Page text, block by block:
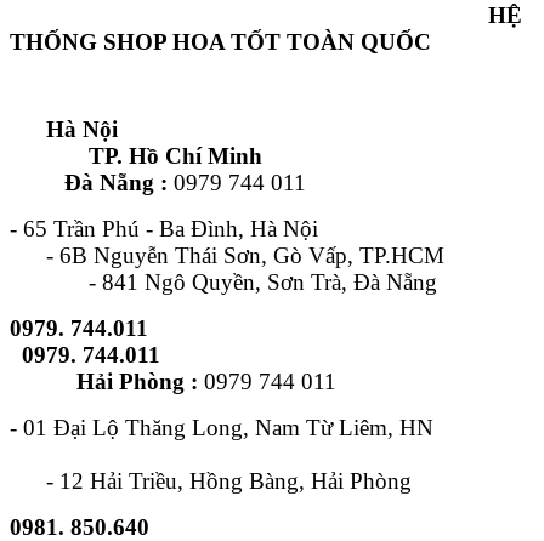
HỆ
THỐNG SHOP HOA TỐT TOÀN QUỐC
Hà Nội
TP. Hồ Chí Minh
Đà Nẵng : 0979 744 011
- 65 Trần Phú - Ba Đình, Hà Nội
- 6B Nguyễn Thái Sơn, Gò Vấp, TP.HCM
- 841 Ngô Quyền, Sơn Trà, Đà Nẵng
0979. 744.011
0979. 744.011
Hải Phòng : 0979 744 011
- 01 Đại Lộ Thăng Long, Nam Từ Liêm, HN
- 12 Hải Triều, Hồng Bàng, Hải Phòng
0981. 850.640